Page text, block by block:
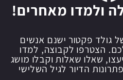
ולמדו מאחרים!
גולד פקטור ישנם אנשים
הצטרפו לקבוצה, למדו
שאלו שאלות וקבלו מושג
הדיור לגיל השלישי